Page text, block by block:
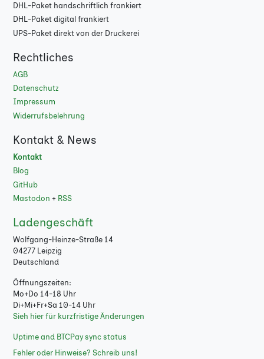
4000
6000
7000
8000
9000
10000
DHL-Paket handschriftlich frankiert
DHL-Paket digital frankiert
UPS-Paket direkt von der Druckerei
Rechtliches
AGB
Datenschutz
Impressum
Widerrufsbelehrung
Kontakt & News
Kontakt
Blog
GitHub
Mastodon + RSS
Ladengeschäft
Wolfgang-Heinze-Straße 14
04277 Leipzig
Deutschland
Öffnungszeiten:
Mo+Do 14-18 Uhr
Di+Mi+Fr+Sa 10-14 Uhr
Sieh hier für kurzfristige Änderungen
Uptime and BTCPay sync status
Fehler oder Hinweise? Schreib uns!